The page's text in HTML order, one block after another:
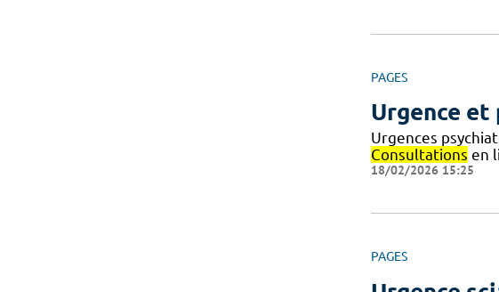
PAGES
Urgence
Urgences
Consultations en
18/02/2026 15:25
PAGES